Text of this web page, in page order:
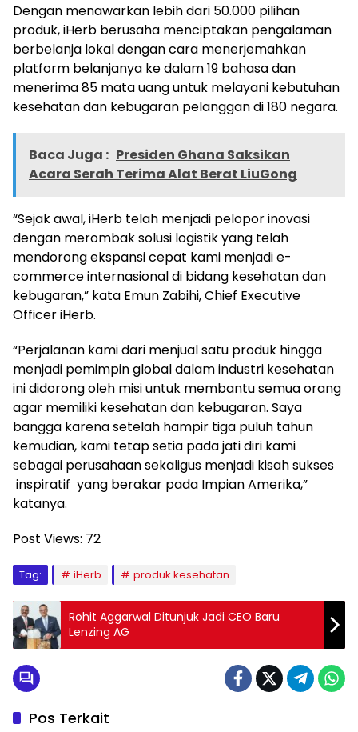
Dengan menawarkan lebih dari 50.000 pilihan
produk, iHerb berusaha menciptakan pengalaman
berbelanja lokal dengan cara menerjemahkan
platform belanjanya ke dalam 19 bahasa dan
menerima 85 mata uang untuk melayani kebutuhan
kesehatan dan kebugaran pelanggan di 180 negara.
Baca Juga : Presiden Ghana Saksikan
Acara Serah Terima Alat Berat LiuGong
“Sejak awal, iHerb telah menjadi pelopor inovasi
dengan merombak solusi logistik yang telah
mendorong ekspansi cepat kami menjadi e-
commerce internasional di bidang kesehatan dan
kebugaran,” kata Emun Zabihi, Chief Executive
Officer iHerb.
“Perjalanan kami dari menjual satu produk hingga
menjadi pemimpin global dalam industri kesehatan
ini didorong oleh misi untuk membantu semua orang
agar memiliki kesehatan dan kebugaran. Saya
bangga karena setelah hampir tiga puluh tahun
kemudian, kami tetap setia pada jati diri kami
sebagai perusahaan sekaligus menjadi kisah sukses
inspiratif yang berakar pada Impian Amerika,”
katanya.
Post Views: 72
Tag: iHerb produk kesehatan
Rohit Aggarwal Ditunjuk Jadi CEO Baru
Lenzing AG
Pos Terkait